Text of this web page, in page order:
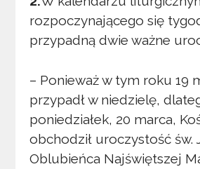
rozpoczynającego się
przypadną dwie ważne
– Ponieważ w tym roku 19
przypadł w niedzielę,
poniedziałek, 20 marca,
obchodził uroczystość św.
Oblubieńca Najświętszej